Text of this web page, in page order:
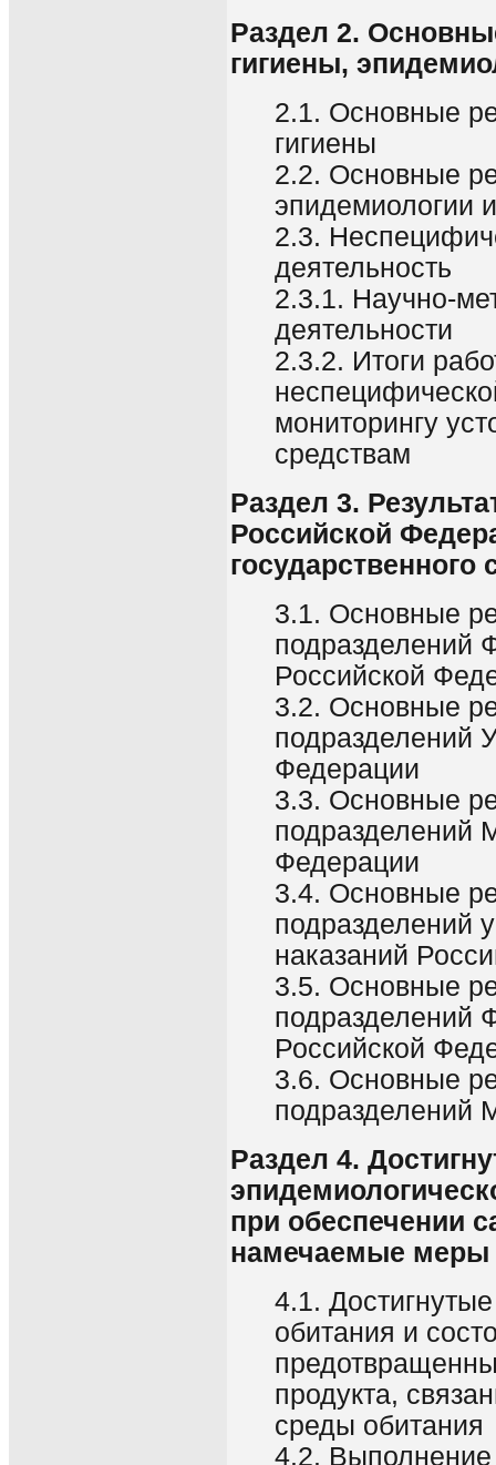
Раздел 2.
гигиены,
2.1. Основные
гигиены
2.2. Основные
эпидемиологии
2.3.
деятельность
2.3.1. Научно-
деятельности
2.3.2. Итоги
мониторингу
средствам
Раздел 3.
Российской
государственного
3.1. Основные
подразделений
Российской
3.2. Основные
подразделений
Федерации
3.3. Основные
подразделений
Федерации
3.4. Основные
подразделений
наказаний
3.5. Основные
подразделений
Российской
3.6. Основные
подразделений
Раздел 4.
при обеспечении
намечаемые
4.1.
обитания и
продукта,
среды обитания
4.2.